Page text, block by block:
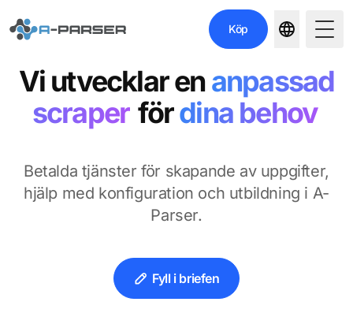
Köp
Vi utvecklar enanpassad
scraper fördina behov
Betalda tjänster för skapande av uppgifter,
hjälp med konfiguration och utbildning i A-
Parser.
Fyll i briefen